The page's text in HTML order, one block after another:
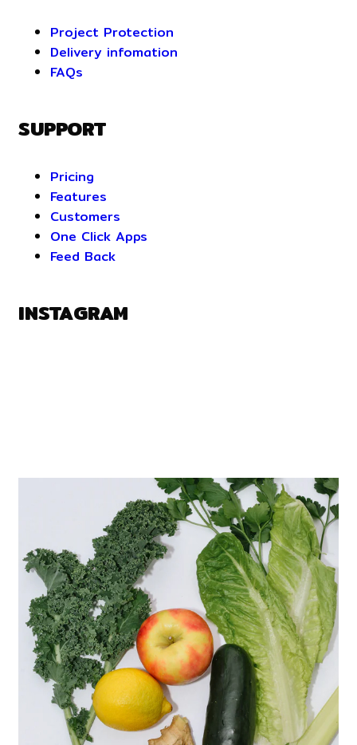
Project Protection
Delivery infomation
FAQs
SUPPORT
Pricing
Features
Customers
One Click Apps
Feed Back
INSTAGRAM